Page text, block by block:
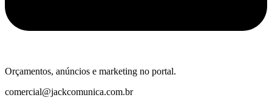
Orçamentos, anúncios e marketing no portal.
comercial@jackcomunica.com.br